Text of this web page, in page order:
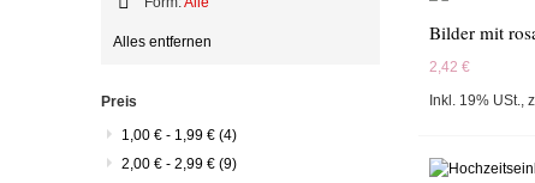
2,42 €
Inkl. 19% USt.
entfernen
Artikel
Alles entfernen
Preis
1,00 € - 1,99 € (4)
2,00 € - 2,99 € (9)